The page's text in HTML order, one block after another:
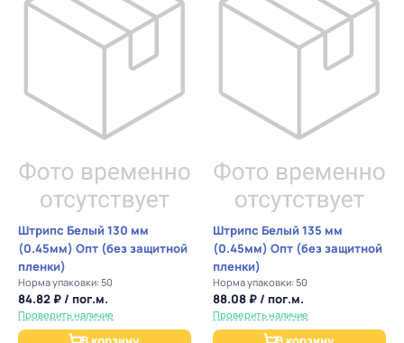
Штрипс Белый 130 мм
(0.45мм) Опт (без защитной
пленки)
Норма упаковки: 50
84.82 ₽ / пог.м.
Проверить наличие
Штрипс Белый 135 мм
(0.45мм) Опт (без защитной
пленки)
Норма упаковки: 50
88.08 ₽ / пог.м.
Проверить наличие